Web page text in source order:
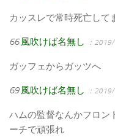
カッスレで常時死亡して
66 風吹けば名無し ：
ガッフェからガッツへ
69 風吹けば名無し ：
ハムの監督なんかフロン
ーチで頑張れ